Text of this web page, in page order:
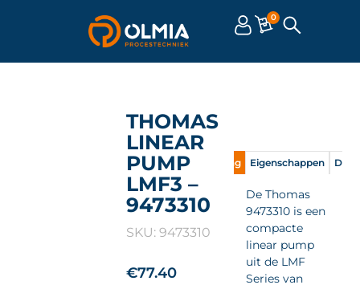
0
THOMAS
LINEAR
PUMP
LMF3 –
9473310
SKU: 9473310
€77.40
Omschrijving Eigenschappen
De Thomas
9473310 is een
compacte
linear pump
uit de LMF
Series van